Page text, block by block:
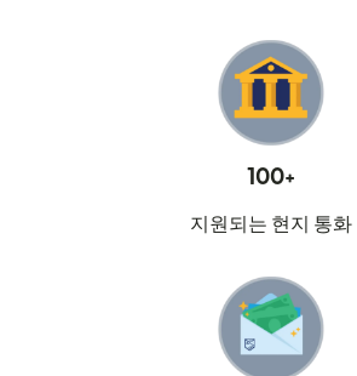
100+
지원되는 현지 통화